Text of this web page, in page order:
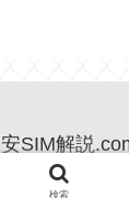
SIM解説
格安SIM解説
検索